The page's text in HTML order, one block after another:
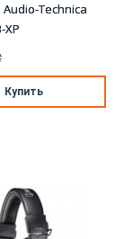
Technica
XP
Купить